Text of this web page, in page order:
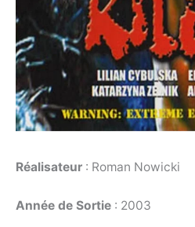
Réalisateur : Roman Nowicki
Année de Sortie : 2003